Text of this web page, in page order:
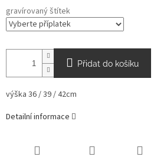
gravírovaný štítek
Přidat do košíku
výška 36 / 39 / 42cm
Detailní informace